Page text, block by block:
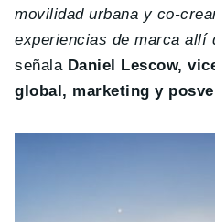
movilidad urbana y co-
experiencias de marca allí
señala Daniel Lescow,
global, marketing y